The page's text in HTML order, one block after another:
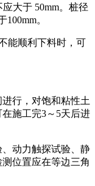
大于 50mm。桩径
。
能顺利下料时，可
行，对饱和粘性土
施工完3～5天后进
动力触探试验、静
位置应在等边三角